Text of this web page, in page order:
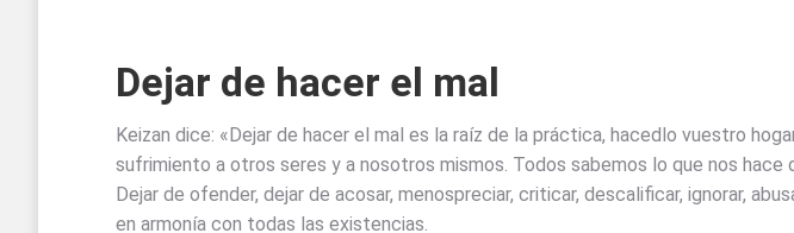
Dejar de hacer el mal
Keizan dice: «Dejar de hacer el mal es la raíz de la práctica, hacedlo vuestro
sufrimiento a otros seres y a nosotros mismos. Todos sabemos lo que nos
Dejar de ofender, dejar de acosar, menospreciar, criticar, descalificar, ignorar,
en armonía con todas las existencias.